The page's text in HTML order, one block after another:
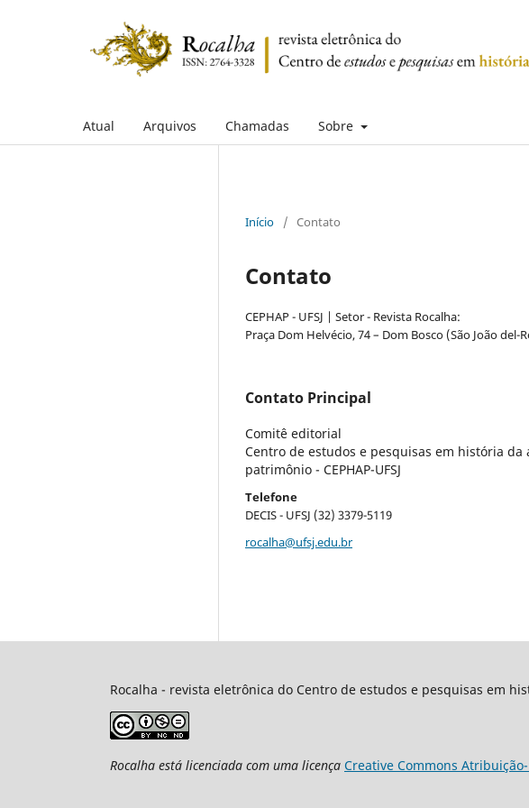
Atual Arquivos Chamadas Sobre
Início / Contato
Contato
CEPHAP - UFSJ | Setor - Revista Rocalha:
Praça Dom Helvécio, 74 – Dom Bosco (São João del-
Contato Principal
Comitê editorial
Centro de estudos e pesquisas em história da
patrimônio - CEPHAP-UFSJ
Telefone
DECIS - UFSJ (32) 3379-5119
rocalha@ufsj.edu.br
Rocalha - revista eletrônica do Centro de estudos e pesquisas em
Rocalha está licenciada com uma licença Creative Commons